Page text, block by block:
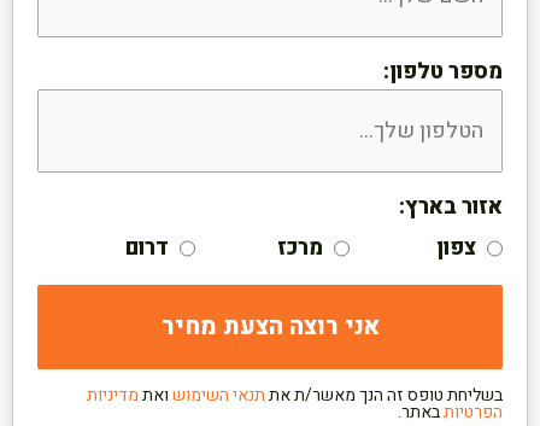
מספר טלפון:
אזור בארץ:
צפון
מרכז דרום
בשליחת טופס זה הנך מאשר/ת אתתנאי השימושואתמדיניות
הפרטיותבאתר.